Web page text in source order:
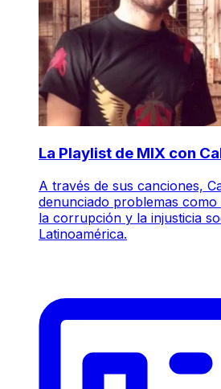
La Playlist de MIX con
A través de sus canciones,
denunciado problemas como
la corrupción y la injusticia
Latinoamérica.